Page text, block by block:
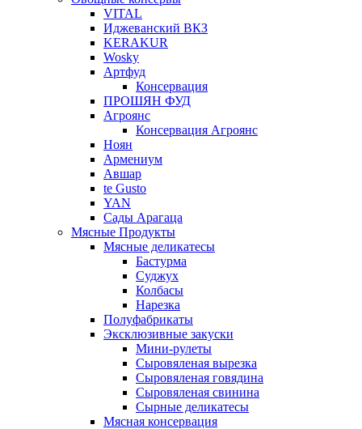
VITAL
Иджеванский ВКЗ
KERAKUR
Wosky
Артфуд
Консервация
ПРОШЯН ФУД
Агроянс
Консервация Агроянс
Ноян
Армениум
Авшар
te Gusto
YAN
Сады Арагаца
Мясные Продукты
Мясные деликатесы
Бастурма
Суджух
Колбасы
Нарезка
Полуфабрикаты
Эксклюзивные закуски
Мини-рулеты
Сыровяленая вырезка
Сыровяленая говядина
Сыровяленая свинина
Сырные деликатесы
Мясная консервация